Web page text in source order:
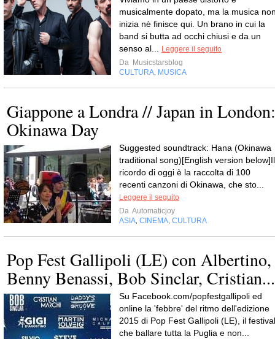
musicalmente dopato, ma la musica
inizia nè finisce qui. Un brano in cui la
band si butta ad occhi chiusi e da un
senso al... Leggere il seguito
Da Musicstarsblog
CULTURA, MUSICA
Giappone a Londra // Japan in London:
Okinawa Day
Suggested soundtrack: Hana (Okinawa
traditional song)[English version below]Il
ricordo di oggi è la raccolta di 100
recenti canzoni di Okinawa, che sto...
Leggere il seguito
Da Automaticjoy
ASIA, CINEMA, CULTURA
Pop Fest Gallipoli (LE) con Albertino,
Benny Benassi, Bob Sinclar, Cristian...
Su Facebook.com/popfestgallipoli ed
online la 'febbre' del ritmo dell'edizione
2015 di Pop Fest Gallipoli (LE), il festival
che ballare tutta la Puglia e non...